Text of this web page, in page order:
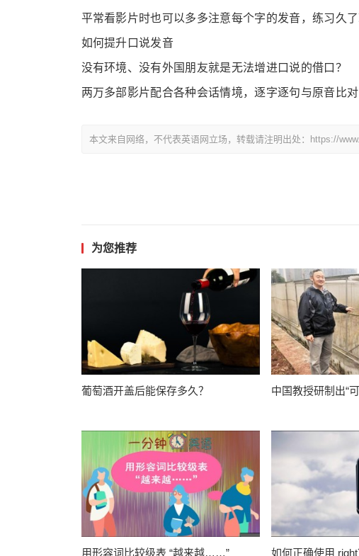
平常看影片时也可以多多注意每个字的发音，练习久了
如何提升口说发音
没有环境、没有外国朋友就是无法增进口说的借口？
两万多部影片配合各种会话情境，逐字逐句与原音比
本文来自网络，不代表英语网立场，转载请注明出处：https://
为您推荐
葡萄酒开盖后能保存多久？ 中国教授研制出“
用形容词比较级表 “越来越……” 如何正确使用 right